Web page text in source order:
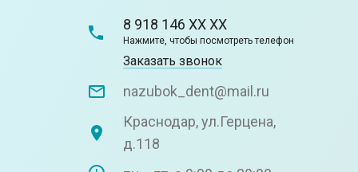
8 918 146 XX XX
Нажмите, чтобы посмотреть телефон
Заказать звонок
nazubok_dent@mail.ru
Краснодар, ул.Герцена,
д.118